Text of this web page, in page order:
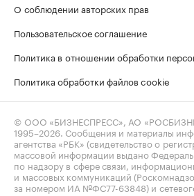
О соблюдении авторских прав
Пользовательское соглашение
Политика в отношении обработки
Политика обработки файлов cookie
© ООО «БИЗНЕСПРЕСС», АО
1995–2026 . Сообщения и материалы
агентства «РБК» (свидетельство о
массовой информации выдано
по надзору в сфере связи,
и массовых коммуникаций
за номером ИА №ФС77-63848) и